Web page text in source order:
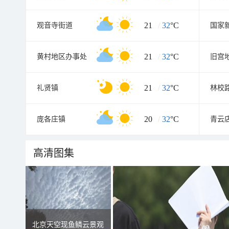
观音寺街道 21 / 32°C
黄村地区办事处 21 / 32°C 旧宫
礼贤镇 21 / 32°C 林校
庞各庄镇 20 / 32°C 青云
高清图集
北京天空现鱼鳞云景观